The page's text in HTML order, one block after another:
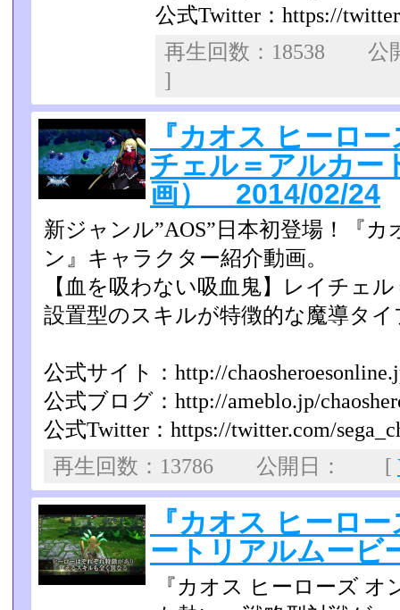
公式Twitter：https://
再生回数：18538
]
『カオス ヒーロ
チェル＝アルカー
画） 2014/02/24
新ジャンル”AOS”日本初登場！『
ン』キャラクター紹介動画。
【血を吸わない吸血鬼】レイチェ
設置型のスキルが特徴的な魔導タ
公式サイト：http://
公式ブログ：http://ameblo.jp/
公式Twitter：https://twitter.com/
再生回数：13786 公開日： [
『カオス ヒーロ
ートリアルムー
『カオス ヒーローズ